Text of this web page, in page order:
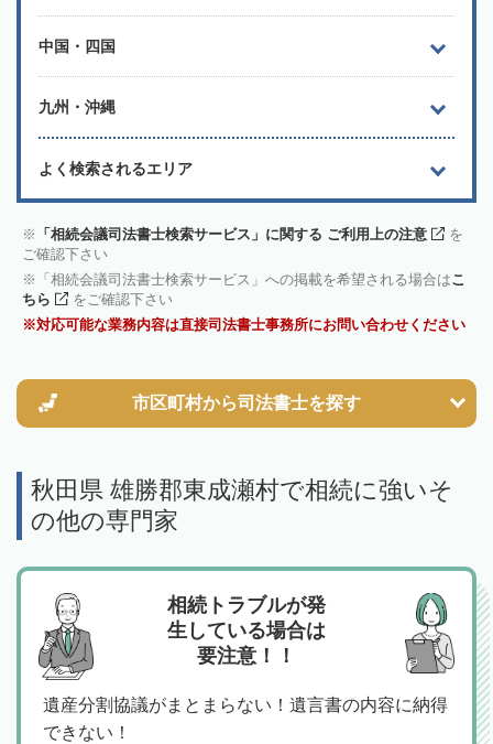
中国・四国
九州・沖縄
よく検索されるエリア
「相続会議司法書士検索サービス」に関する ご利用上の注意
を
ご確認下さい
「相続会議司法書士検索サービス」への掲載を希望される場合はこ
ちら
をご確認下さい
対応可能な業務内容は直接司法書士事務所にお問い合わせください
市区町村から司法書士を探す
秋田県 雄勝郡東成瀬村で相続に強いそ
の他の専門家
相続トラブルが発
生している場合は
要注意！！
遺産分割協議がまとまらない！遺言書の内容に納得
できない！